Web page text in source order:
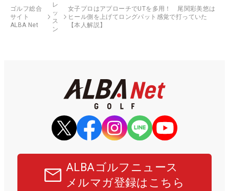
ゴルフ総合
サイト
ALBA Net
レ
ッ
ス
ン
女子プロはアプローチでUTを多用！ 尾関彩美悠は
ヒール側を上げてロングパット感覚で打っていた
【本人解説】
ALBAゴルフニュース
メルマガ登録はこちら